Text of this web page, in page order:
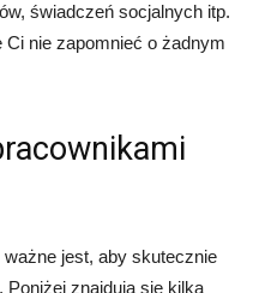
świadczeń socjalnych itp.
nie zapomnieć o żadnym
jest, aby skutecznie
znajdują się kilka